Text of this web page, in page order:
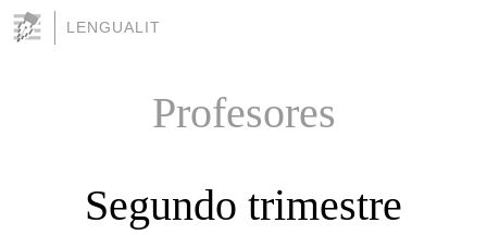
LENGUALIT
Profesores
Segundo trimestre